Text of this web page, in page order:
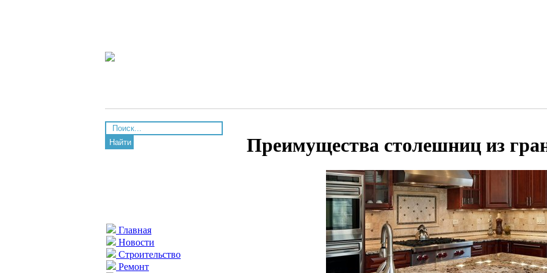
Найти
Главная
Новости
Строительство
Ремонт
Преимущества столешниц из